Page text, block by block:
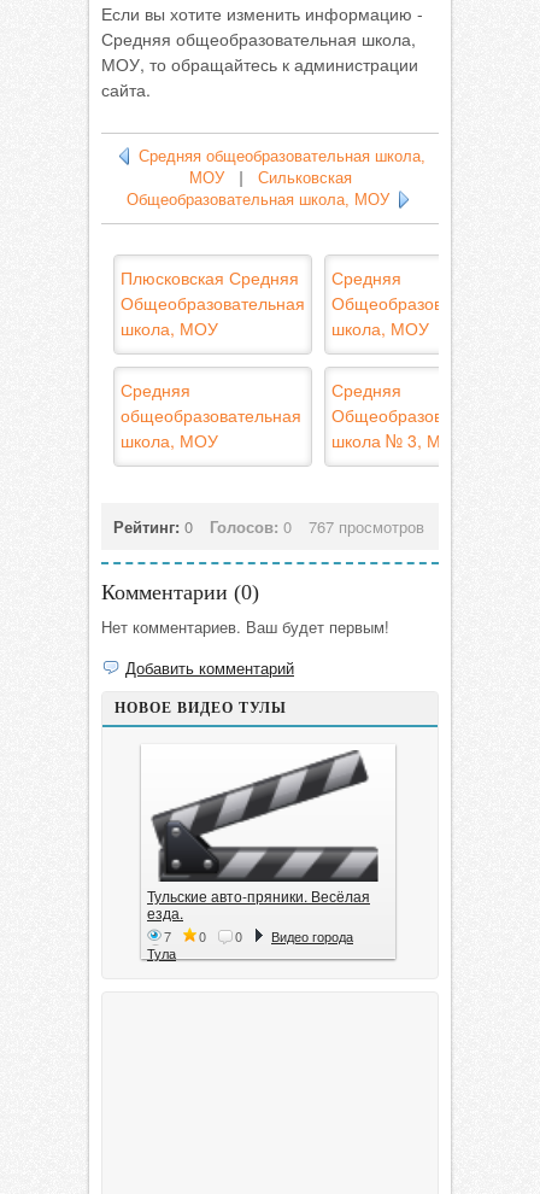
Если вы хотите изменить информацию -
Средняя общеобразовательная школа,
МОУ, то обращайтесь к администрации
сайта.
Средняя общеобразовательная школа,
МОУ| Сильковская
Общеобразовательная школа, МОУ
Плюсковская Средняя
Общеобразовательная
школа, МОУ
Средняя
Общеобразовательная
школа, МОУ
Средняя
общеобразовательная
школа, МОУ
Средняя
Общеобразовательная
школа № 3, МОУ
Рейтинг: 0 Голосов: 0 767 просмотров
Комментарии (0)
Нет комментариев. Ваш будет первым!
Добавить комментарий
НОВОЕ ВИДЕО ТУЛЫ
Тульские авто-пряники. Весёлая
езда.
7 0 0
Видео города
Тула